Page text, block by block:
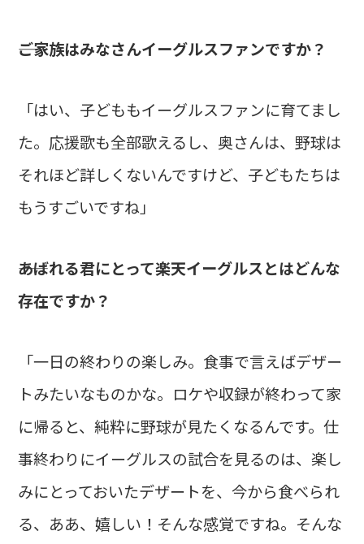
――ご家族はみなさんイーグルスファンですか？
「はい、子どももイーグルスファンに育てまし
た。応援歌も全部歌えるし、奥さんは、野球は
それほど詳しくないんですけど、子どもたちは
もうすごいですね」
――あばれる君にとって楽天イーグルスとはどんな
存在ですか？
「一日の終わりの楽しみ。食事で言えばデザー
トみたいなものかな。ロケや収録が終わって家
に帰ると、純粋に野球が見たくなるんです。仕
事終わりにイーグルスの試合を見るのは、楽し
みにとっておいたデザートを、今から食べられ
る、ああ、嬉しい！そんな感覚ですね。そんな